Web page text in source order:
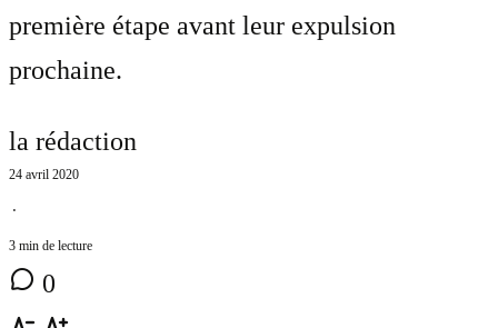
première étape avant leur expulsion
prochaine.
la rédaction
24 avril 2020
⋅
3 min de lecture
0